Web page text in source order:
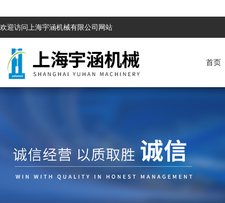
欢迎访问上海宇涵机械有限公司网站
首页